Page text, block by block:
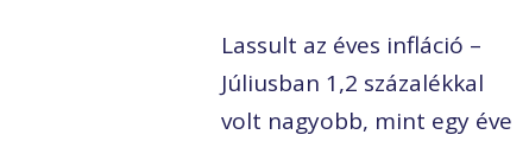
Lassult az éves infláció –
Júliusban 1,2 százalékkal
volt nagyobb, mint egy éve